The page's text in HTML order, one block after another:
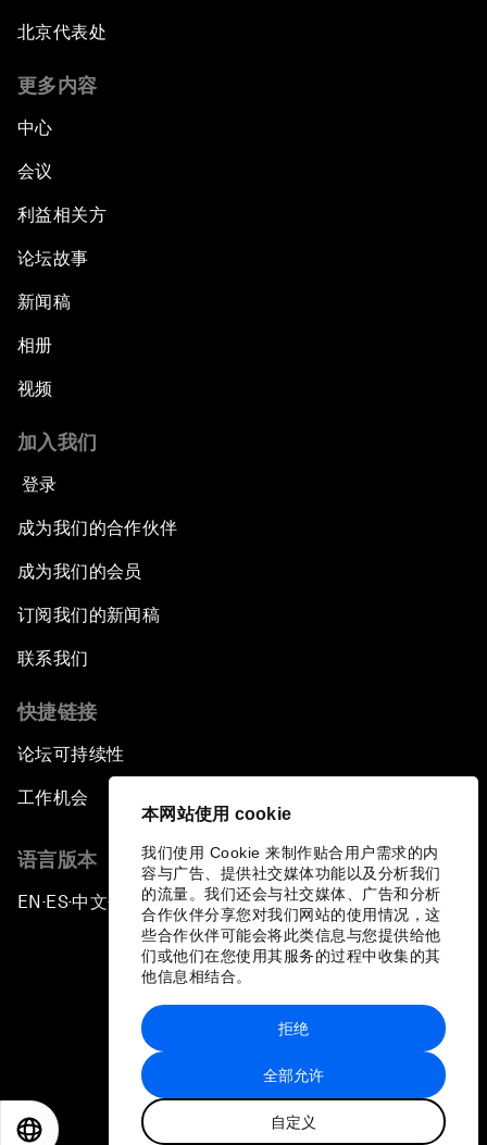
本网站使用 cookie
我们使用 Cookie 来制作贴合用户需求的内
容与广告、提供社交媒体功能以及分析我们
的流量。我们还会与社交媒体、广告和分析
合作伙伴分享您对我们网站的使用情况，这
些合作伙伴可能会将此类信息与您提供给他
们或他们在您使用其服务的过程中收集的其
他信息相结合。
全部允许
自定义
拒绝
北京代表处
更多内容
中心
会议
利益相关方
论坛故事
新闻稿
相册
视频
加入我们
登录
成为我们的合作伙伴
成为我们的会员
订阅我们的新闻稿
联系我们
快捷链接
论坛可持续性
工作机会
语言版本
EN ▪ES▪中文▪ 日本語
站点地图
世界经济论坛